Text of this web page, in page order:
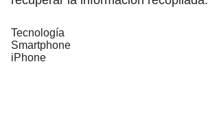
Tecnología
Smartphone
iPhone